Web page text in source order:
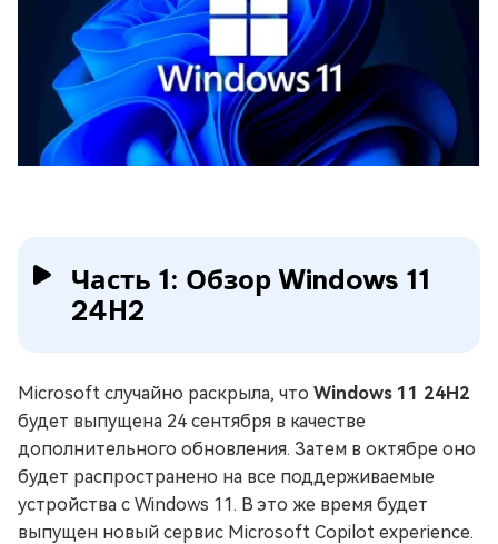
Часть 1: Обзор Windows 11
24H2
Microsoft случайно раскрыла, что Windows 11 24H2
будет выпущена 24 сентября в качестве
дополнительного обновления. Затем в октябре оно
будет распространено на все поддерживаемые
устройства с Windows 11. В это же время будет
выпущен новый сервис Microsoft Copilot experience.